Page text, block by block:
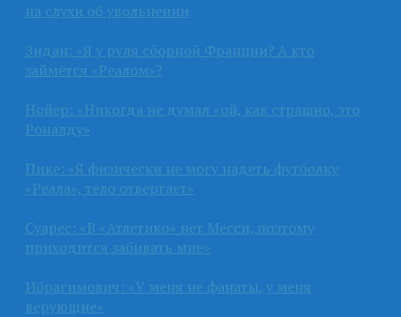
на слухи об увольнении
Зидан: «Я у руля сборной Франции? А кто
займётся «Реалом»?
Нойер: «Никогда не думал «ой, как страшно, это
Роналду»
Пике: «Я физически не могу надеть футболку
«Реала», тело отвергает»
Суарес: «В «Атлетико» нет Месси, поэтому
приходится забивать мне»
Ибрагимович: «У меня не фанаты, у меня
верующие»